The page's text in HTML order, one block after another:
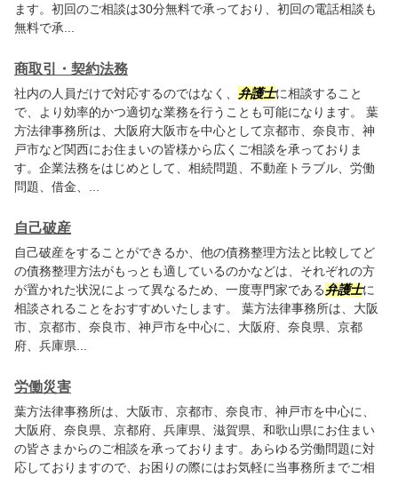
ます。初回のご相談は30分無料で承っており、初回の電話相談も
無料で承...
商取引・契約法務
社内の人員だけで対応するのではなく、 弁護士に相談すること
で、より効率的かつ適切な業務を行うことも可能になります。 葉
方法律事務所は、大阪府大阪市を中心として京都市、奈良市、神
戸市など関西にお住まいの皆様から広くご相談を承っておりま
す。企業法務をはじめとして、相続問題、不動産トラブル、労働
問題、借金、...
自己破産
自己破産をすることができるか、他の債務整理方法と比較してど
の債務整理方法がもっとも適しているのかなどは、それぞれの方
が置かれた状況によって異なるため、一度専門家である弁護士に
相談されることをおすすめいたします。 葉方法律事務所は、大阪
市、京都市、奈良市、神戸市を中心に、大阪府、奈良県、京都
府、兵庫県...
労働災害
葉方法律事務所は、大阪市、京都市、奈良市、神戸市を中心に、
大阪府、奈良県、京都府、兵庫県、滋賀県、和歌山県にお住まい
の皆さまからのご相談を承っております。あらゆる労働問題に対
応しておりますので、お困りの際にはお気軽に当事務所までご相